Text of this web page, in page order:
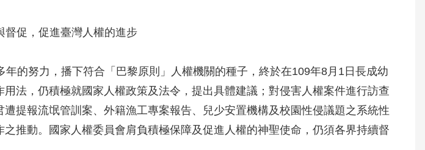
督促，促進臺灣人權的進步
的努力，播下符合「巴黎原則」人權機關的種子，終於在109年8月1日長成幼
，仍積極就國家人權政策及法令，提出具體建議；對侵害人權案件進行訪查
報流氓管訓案、外籍漁工專案報告、兒少安置機構及校園性侵議題之系統性
動。國家人權委員會肩負積極保障及促進人權的神聖使命，仍須各界持續督